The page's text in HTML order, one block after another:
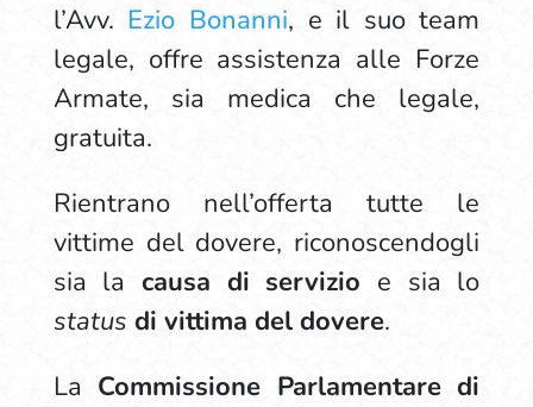
l’Avv. Ezio Bonanni, e il suo team
legale, offre assistenza alle Forze
Armate, sia medica che legale,
gratuita.
Rientrano nell’offerta tutte le
vittime del dovere, riconoscendogli
sia lacausa di servizio e sia lo
status di vittima del dovere.
La Commissione Parlamentare di